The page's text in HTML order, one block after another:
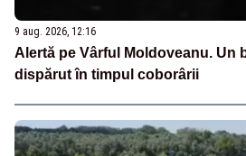
9 aug. 2026, 12:16
Alertă pe Vârful Moldoveanu. Un
dispărut în timpul coborârii